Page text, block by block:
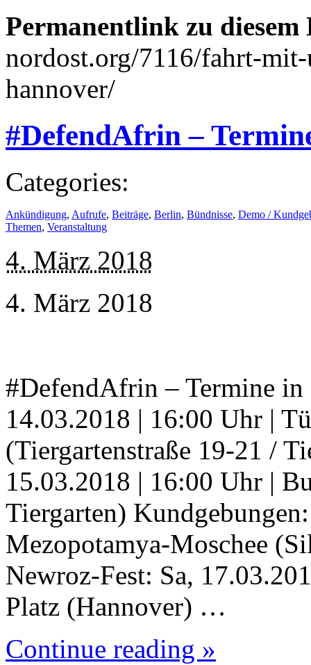
Permanentlink zu
nordost.org/7116/fahrt-
hannover/
#DefendAfrin –
Categories:
Ankündigung, Aufrufe, Beiträge, Berlin, Bündnisse, Demo /
Themen, Veranstaltung
4. März 2018
4. März 2018
#DefendAfrin – Termine
14.03.2018 | 16:00 Uhr |
(Tiergartenstraße 19-21 /
15.03.2018 | 16:00 Uhr |
Tiergarten)
Mezopotamya-Moschee
Newroz-Fest: Sa,
Platz (Hannover) …
Continue reading »